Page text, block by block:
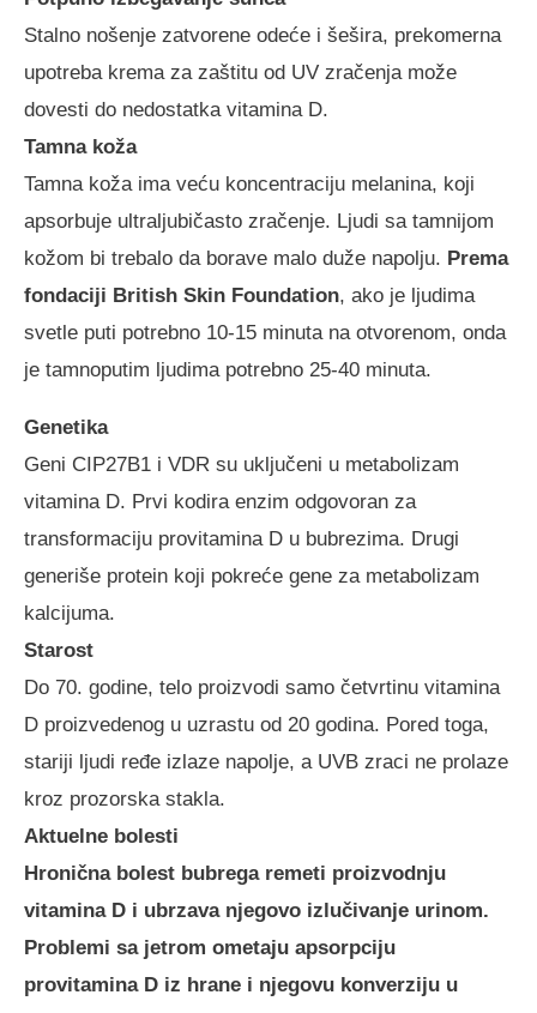
Stalno nošenje zatvorene odeće i šešira, prekomerna
upotreba krema za zaštitu od UV zračenja može
dovesti do nedostatka vitamina D.
Tamna koža
Tamna koža ima veću koncentraciju melanina, koji
apsorbuje ultraljubičasto zračenje. Ljudi sa tamnijom
kožom bi trebalo da borave malo duže napolju. Prema
fondaciji British Skin Foundation, ako je ljudima
svetle puti potrebno 10-15 minuta na otvorenom, onda
je tamnoputim ljudima potrebno 25-40 minuta.
Genetika
Geni CIP27B1 i VDR su uključeni u metabolizam
vitamina D. Prvi kodira enzim odgovoran za
transformaciju provitamina D u bubrezima. Drugi
generiše protein koji pokreće gene za metabolizam
kalcijuma.
Starost
Do 70. godine, telo proizvodi samo četvrtinu vitamina
D proizvedenog u uzrastu od 20 godina. Pored toga,
stariji ljudi ređe izlaze napolje, a UVB zraci ne prolaze
kroz prozorska stakla.
Aktuelne bolesti
Hronična bolest bubrega remeti proizvodnju
vitamina D i ubrzava njegovo izlučivanje urinom.
Problemi sa jetrom ometaju apsorpciju
provitamina D iz hrane i njegovu konverziju u